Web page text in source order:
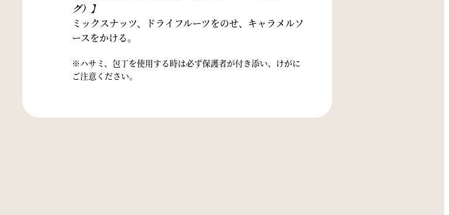
グ）】
ミックスナッツ、ドライフルーツをのせ、キャラメルソ
ースをかける。
※ハサミ、包丁を使用する時は必ず保護者が付き添い、けがに
ご注意ください。